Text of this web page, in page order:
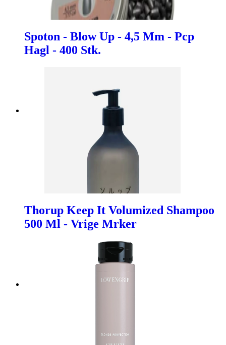
Spoton - Blow Up - 4,5 Mm - Pcp
Hagl - 400 Stk.
Thorup Keep It Volumized Shampoo
500 Ml - Vrige Mrker